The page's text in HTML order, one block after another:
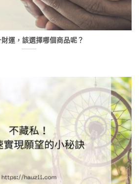
運，該選擇哪個商品呢？